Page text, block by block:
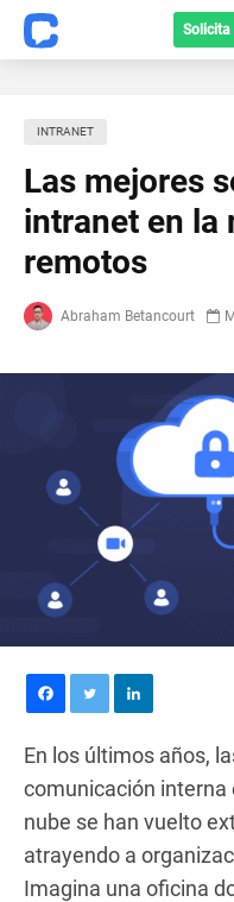
Solicita
INTRANET
Las mejores
intranet en la
remotos
Abraham Betancourt
En los últimos años,
comunicación interna
nube se han vuelto
atrayendo a
Imagina una oficina